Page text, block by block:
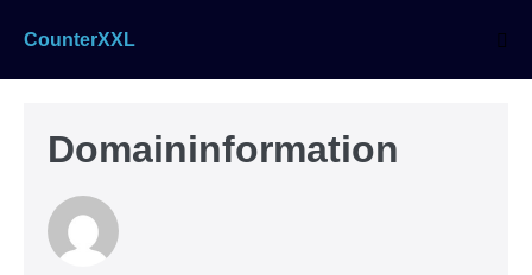
zum
Inhalt
CounterXXL
Domaininformation